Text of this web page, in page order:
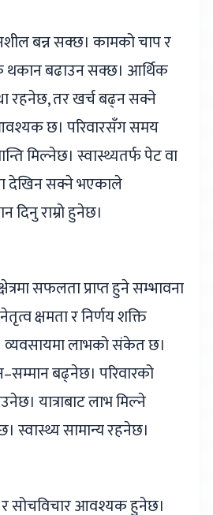
बन्न सक्छ। कामको चाप र
थकान बढाउन सक्छ। आर्थिक
रहनेछ, तर खर्च बढ्न सक्ने
छ। परिवारसँग समय
मिल्नेछ। स्वास्थ्यतर्फ पेट वा
देखिन सक्ने भएकाले
दिनु राम्रो हुनेछ।
सफलता प्राप्त हुने सम्भावना
क्षमता र निर्णय शक्ति
व्यवसायमा लाभको संकेत छ।
बढ्नेछ। परिवारको
यात्राबाट लाभ मिल्ने
स्वास्थ्य सामान्य रहनेछ।
र सोचविचार आवश्यक हुनेछ।